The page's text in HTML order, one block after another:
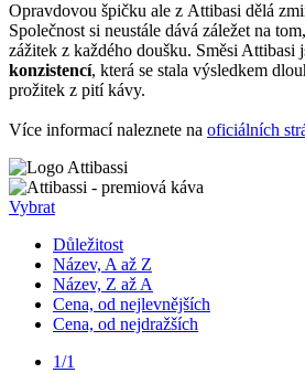
Opravdovou špičku ale z Attibasi dělá
Společnost si neustále dává záležet na
zážitek z každého doušku. Směsi Attibasi
konzistencí, která se stala výsledkem
prožitek z pití kávy.
Více informací naleznete na oficiálních
Vybrat
Důležitost
Název, A až Z
Název, Z až A
Cena, od nejlevnějších
Cena, od nejdražších
1/1